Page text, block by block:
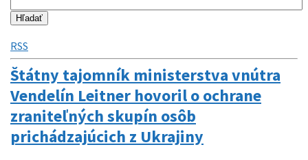
RSS
Štátny tajomník ministerstva vnútra
Vendelín Leitner hovoril o ochrane
zraniteľných skupín osôb
prichádzajúcich z Ukrajiny